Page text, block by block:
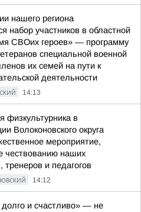
нашего региона
набор участников в областной
СВОих героев» — программу
специальной военной
их семей на пути к
деятельности
14:13
физкультурника в
Волоконовского округа
мероприятие,
чествованию наших
тренеров и педагогов
14:12
и счастливо» — не